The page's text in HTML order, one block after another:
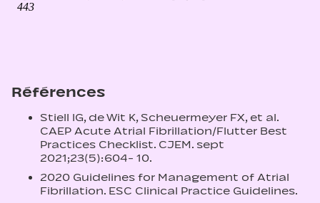
Références
Stiell IG, de Wit K, Scheuermeyer FX, et al.
CAEP Acute Atrial Fibrillation/Flutter Best
Practices Checklist. CJEM. sept
2021;23(5):604‑ 10.
2020 Guidelines for Management of Atrial
Fibrillation. ESC Clinical Practice Guidelines.